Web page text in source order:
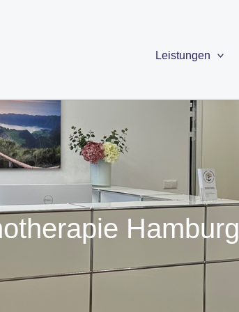
Leistungen
Hamburg